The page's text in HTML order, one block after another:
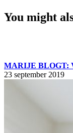
You might
MARIJE BLOGT:
23 september 2019